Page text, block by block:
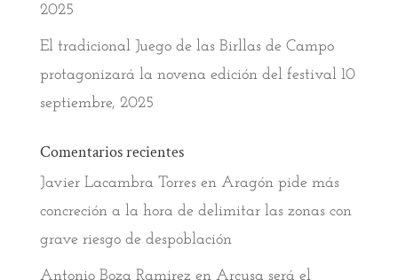
2025
El tradicional Juego de las Birllas de Campo
protagonizará la novena edición del festival 10
septiembre, 2025
Comentarios recientes
Javier Lacambra Torresen Aragón pide más
concreción a la hora de delimitar las zonas con
grave riesgo de despoblación
Antonio Boza Ramirez en Arcusa será el